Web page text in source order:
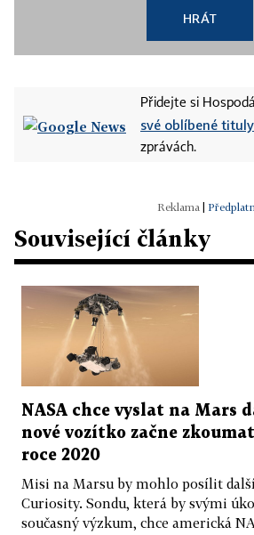
HRÁT
Přidejte si
své oblíbené tituly
zprávách.
Související články
NASA chce vyslat na Mars
nové vozítko začne
roce 2020
Misi na Marsu by mohlo posílit
Curiosity. Sondu, která by svými
současný výzkum, chce americká